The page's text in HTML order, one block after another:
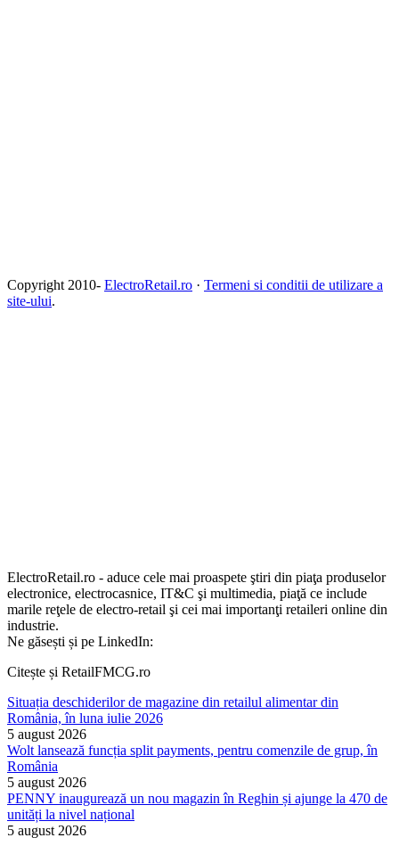
Copyright 2010- ElectroRetail.ro · Termeni si conditii de utilizare a
site-ului.
ElectroRetail.ro - aduce cele mai proaspete ştiri din piaţa produselor
electronice, electrocasnice, IT&C şi multimedia, piaţă ce include
marile reţele de electro-retail şi cei mai importanţi retaileri online din
industrie.
Ne găsești și pe LinkedIn:
Citește și RetailFMCG.ro
Situația deschiderilor de magazine din retailul alimentar din
România, în luna iulie 2026
5 august 2026
Wolt lansează funcția split payments, pentru comenzile de grup, în
România
5 august 2026
PENNY inaugurează un nou magazin în Reghin și ajunge la 470 de
unități la nivel național
5 august 2026